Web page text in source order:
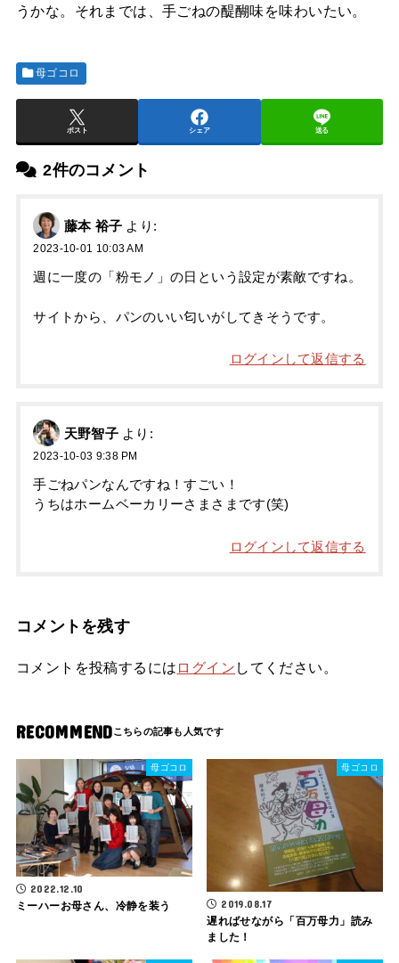
うかな。それまでは、手ごねの醍醐味を味わいたい。
母ゴコロ
ポスト シェア 送る
2件のコメント
藤本 裕子 より:
2023-10-01 10:03 AM
週に一度の「粉モノ」の日という設定が素敵ですね。
サイトから、パンのいい匂いがしてきそうです。
ログインして返信する
天野智子 より:
2023-10-03 9:38 PM
手ごねパンなんですね！すごい！
うちはホームベーカリーさまさまです(笑)
ログインして返信する
コメントを残す
コメントを投稿するには ログイン してください。
RECOMMEND
母ゴコロ
2022.12.10
ミーハーお母さん、冷静を装う
母ゴコロ
2019.08.17
遅ればせながら「百万母力」読み
ました！